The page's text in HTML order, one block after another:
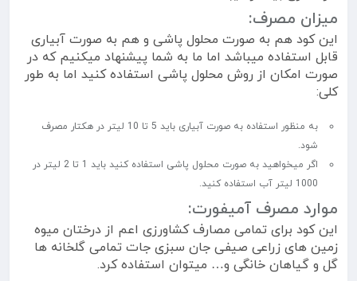
میزان مصرف:
این کود هم به صورت محلول پاشی و هم به صورت آبیاری
قابل استفاده میباشد اما ما به شما پیشنهاد میکنیم که در
صورت امکان از روش محلول پاشی استفاده کنید اما به طور
کلی:
به منظور استفاده به صورت آبیاری باید 5 تا 10 لیتر در هکتار مصرف
شود.
اگر میخواهید به صورت محلول پاشی استفاده کنید باید 1 تا 2 لیتر در
1000 لیتر آب استفاده کنید.
موارد مصرف آمیفورت:
این کود برای تمامی مصارف کشاورزی اعم از درختان میوه
زمین های زراعی صیفی جان سبزی جات تمامی گلخانه ها
گل و گیاهان خانگی و… میتوان استفاده کرد.